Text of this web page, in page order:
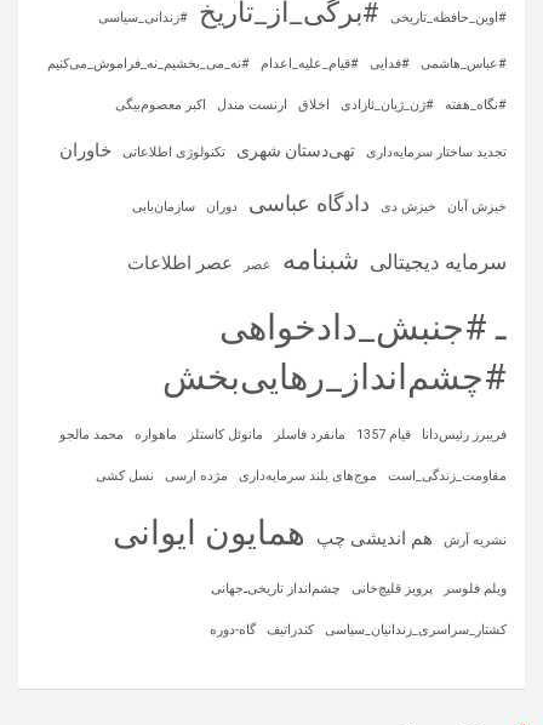
#اوین_حافظه_تاریخی #برگی_از_تاریخ #زندانی_سیاسی
#عباس_هاشمی #فدایی #قیام_علیه_اعدام #نه_می_بخشیم_نه_فراموش_می‌کنیم
#نگاه_هفته #ژن_ژیان_ئازادی اخلاق ارنست مندل اکبر معصوم‌بیگی
تجدید ساختار سرمایه‌داری تهی‌دستان شهری تکنولوژی اطلاعاتی خاوران
خیزش آبان خیزش دی دادگاه عباسی دوران سازمان‌یابی
سرمایه‌ دیجیتالی شبنامه عصر عصر اطلاعات
ـ #جنبش_دادخواهی
#چشم‌انداز_رهایی‌بخش
فریبرز رئیس‌دانا قیام 1357 مانفرد فاسلر مانوئل کاستلز ماهواره‌ محمد مالجو
مقاومت_زندگی_است موج‌های بلند سرمایه‌داری مژده ارسی نسل کشی
نشریه آرش هم اندیشی چپ همایون ایوانی
ویلم فلوسر پرویز قلیچ‌خانی چشم‌انداز تاریخی‌ـ‌جهانی
کشتار_سراسری_زندانیان_سیاسی کندراتیف گاه-دوره